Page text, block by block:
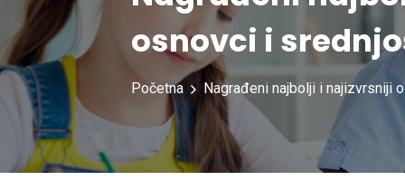
osnovci i
Početna Nagrađeni najbolji i najizvrsniji